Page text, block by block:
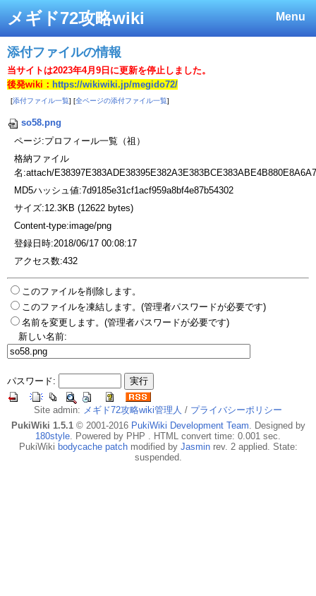
Menu
メギド72攻略wiki
添付ファイルの情報
当サイトは2023年4月9日に更新を停止しました。
後発wiki： https://wikiwiki.jp/megido72/
[添付ファイル一覧] [全ページの添付ファイル一覧]
so58.png
ページ:プロフィール一覧（祖）
格納ファイル
名:attach/
MD5ハッシュ値:7d9185e31cf1acf959a8bf4e87b54302
サイズ:12.3KB (12622 bytes)
Content-type:image/png
登録日時:2018/06/17 00:08:17
アクセス数:432
このファイルを削除します。
このファイルを凍結します。(管理者パスワードが必要です)
名前を変更します。(管理者パスワードが必要です)
新しい名前:
パスワード:
Site admin: メギド72攻略wiki管理人 / プライバシーポリシー
PukiWiki 1.5.1© 2001-2016 PukiWiki Development Team. Designed by
180style. Powered by PHP . HTML convert time: 0.001 sec.
PukiWiki bodycache patchmodified by Jasminrev. 2 applied. State:
suspended.